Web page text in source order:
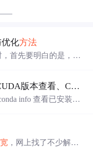
化方法
首先要明白的是，Re
检测和优化Redis的网
优化的全流程进行把
令。：Redis使用RE
可以通过一些调整来
conda 命令、Jupyter安装、CUDA版本查看、CUDA设备
看已安装的
https://mirrors.tuna.tsin
，网上找了不少解决